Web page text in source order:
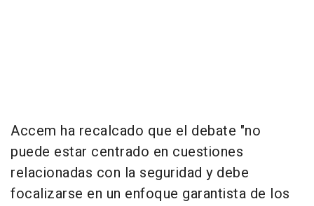
Accem ha recalcado que el debate "no
puede estar centrado en cuestiones
relacionadas con la seguridad y debe
focalizarse en un enfoque garantista de los